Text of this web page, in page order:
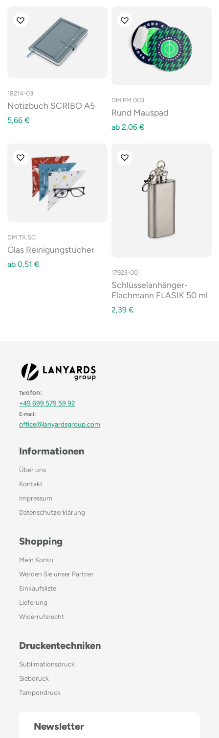
18214-03
Notizbuch SCRIBO A5
5,66 €
DM.PM.003
Rund Mauspad
ab 2,06 €
DM.TX.SC
Glas Reinigungstücher
ab 0,51 €
17923-00
Schlüsselanhänger-
Flachmann FLASIK 50 ml
2,39 €
Telefon:
+49 699 579 59 92
E-mail:
office@lanyardsgroup.com
Informationen
Über uns
Kontakt
Impressum
Datenschutzerklärung
Shopping
Mein Konto
Werden Sie unser Partner
Einkaufsliste
Lieferung
Widerrufsrecht
Druckentechniken
Sublimationsdruck
Siebdruck
Tampondruck
Newsletter